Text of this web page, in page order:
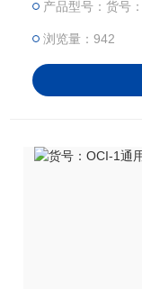
产品型号：货号
浏览量：942